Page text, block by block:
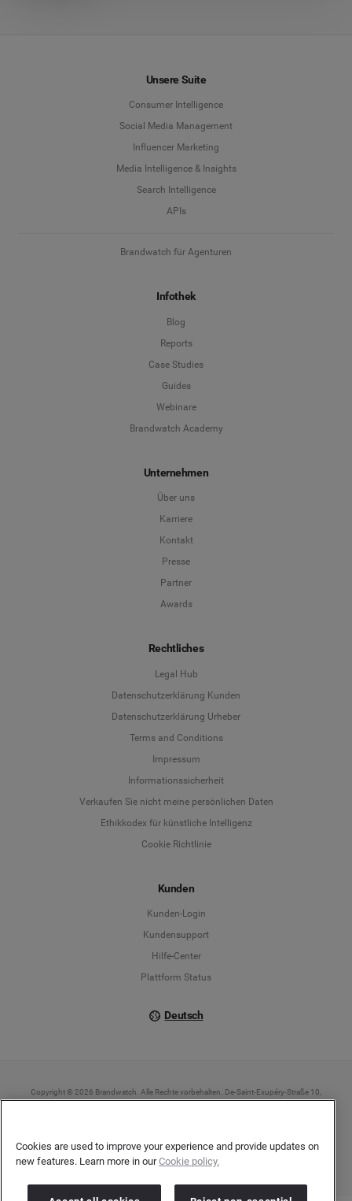
Unsere Suite
Consumer Intelligence
Social Media Management
Influencer Marketing
Media Intelligence & Insights
Search Intelligence
APIs
Brandwatch für Agenturen
Infothek
Blog
Reports
Case Studies
Guides
Webinare
Brandwatch Academy
Unternehmen
Über uns
Karriere
Kontakt
Presse
Partner
Awards
Rechtliches
Legal Hub
Datenschutzerklärung Kunden
Datenschutzerklärung Urheber
Terms and Conditions
Impressum
Informationssicherheit
Verkaufen Sie nicht meine persönlichen Daten
Ethikkodex für künstliche Intelligenz
Cookie Richtlinie
Kunden
Kunden-Login
Kundensupport
Hilfe-Center
Plattform Status
Deutsch
Deutsch
English
Copyright © 2026 Brandwatch. Alle Rechte vorbehalten. De-Saint-Exupéry-Straße 10,
60549 Frankfurt/Main
Cookies are used to improve your experience and provide updates on
new features. Learn more in ourCookie policy.